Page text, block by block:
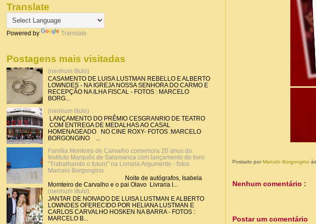
Postado porMarcelo Borgonginoàs
Nenhum comentário :
Postar um comentário
Translate
Powered by Translate
Postagens mais visitadas
(nenhum título)
CASAMENTO DE LUISA LUSTMAN REBELLO E ALBERTO
LOWNDES - NA IGREJA NOSSA SENHORA DO CARMO E
RECEPÇÃO NA ILHA FISCAL - FOTOS : MARCELO
BORG...
(nenhum título)
LANÇAMENTO DO PRÊMIO CESGRANRIO DE TEATRO
COM ENTREGA DE MEDALHAS AO CASAL
HOMENAGEADO NO CINE ROXY- FOTOS :MARCELO
BORGONGINO ...
Família Monteiro de Carvalho comemora 20 anos do
Instituto Marquês de Salamanca com lançamento do livro
"Trabalhando o futuro" na Livraria Argumento - fotos
Marcelo Borgongino
Noite de autógrafos, Isabela
Momteiro de Carvalho e o pai Olavo Livraria l...
(nenhum título)
JANTAR DE NOIVADO DE LUISA LUSTMAN E ALBERTO
LOWNDES OFERECIDO POR HELIANA LUSTMAN E
CARLOS CARVALHO HOSKEN NA BARRA - FOTOS :
MARCELO B...